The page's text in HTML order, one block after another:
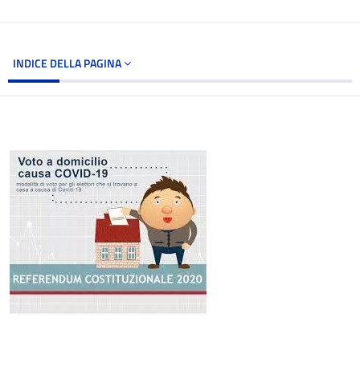
INDICE DELLA PAGINA